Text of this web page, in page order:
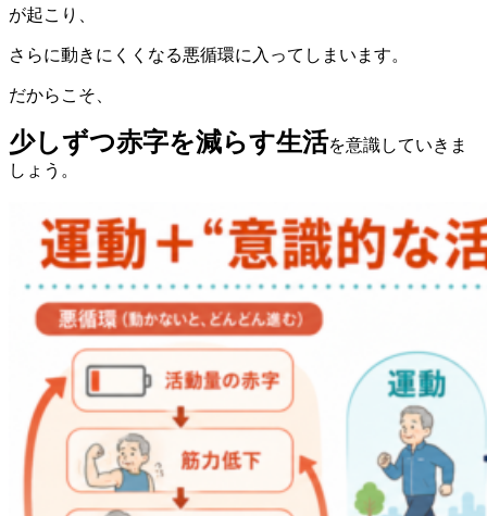
が起こり、
さらに動きにくくなる悪循環に入ってしまいます。
だからこそ、
少しずつ赤字を減らす生活を意識していきま
しょう。